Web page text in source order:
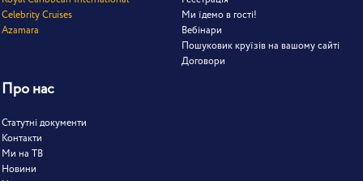
Celebrity Cruises
Azamara
Ми їдемо в гості!
Вебінари
Пошуковик круїзів на вашому сайті
Договори
Про нас
Статутні документи
Контакти
Ми на ТВ
Новини